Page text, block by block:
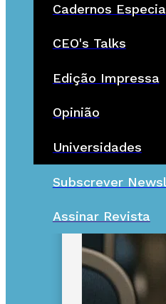
Cadernos
CEO's Talks
Edição Impressa
Opinião
Universidades
Subscrever
Assinar Revista